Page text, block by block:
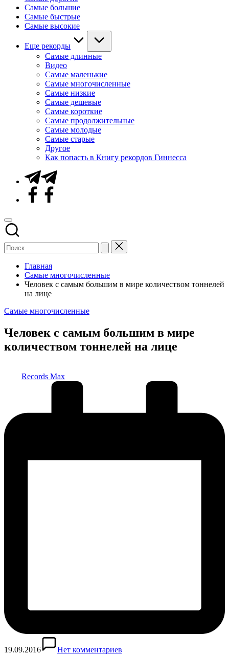
Самые большие
Самые быстрые
Самые высокие
Еще рекорды
Самые длинные
Видео
Самые маленькие
Самые многочисленные
Самые низкие
Самые дешевые
Самые короткие
Самые продолжительные
Самые молодые
Самые старые
Другое
Как попасть в Книгу рекордов Гиннесса
Telegram
Facebook
Главная
Самые многочисленные
Человек с самым большим в мире количеством тоннелей
на лице
Опубликовано
Самые многочисленные
Человек с самым большим в мире
количеством тоннелей на лице
Records Max
19.09.2016 Нет комментариев